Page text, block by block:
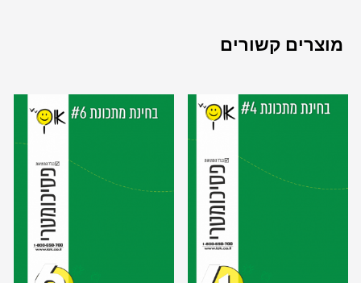
מוצרים קשורים